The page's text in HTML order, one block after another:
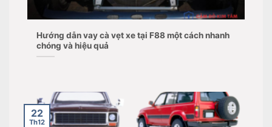
Hướng dẫn vay cà vẹt xe tại F88 một cách nhanh
chóng và hiệu quả
22
Th12